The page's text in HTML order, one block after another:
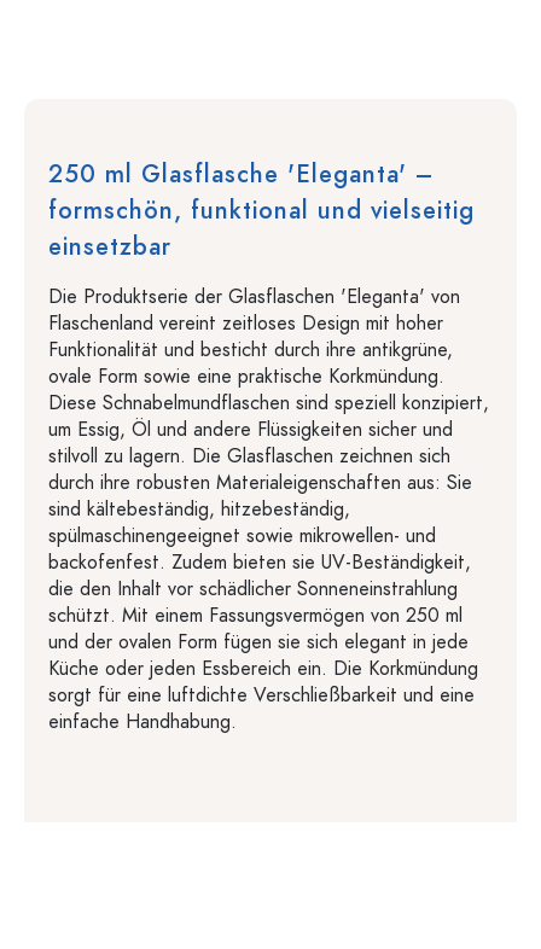
250 ml Glasflasche 'Eleganta' –
formschön, funktional und vielseitig
einsetzbar
Die Produktserie der Glasflaschen 'Eleganta' von
Flaschenland vereint zeitloses Design mit hoher
Funktionalität und besticht durch ihre antikgrüne,
ovale Form sowie eine praktische Korkmündung.
Diese Schnabelmundflaschen sind speziell konzipiert,
um Essig, Öl und andere Flüssigkeiten sicher und
stilvoll zu lagern. Die Glasflaschen zeichnen sich
durch ihre robusten Materialeigenschaften aus: Sie
sind kältebeständig, hitzebeständig,
spülmaschinengeeignet sowie mikrowellen- und
backofenfest. Zudem bieten sie UV-Beständigkeit,
die den Inhalt vor schädlicher Sonneneinstrahlung
schützt. Mit einem Fassungsvermögen von 250 ml
und der ovalen Form fügen sie sich elegant in jede
Küche oder jeden Essbereich ein. Die Korkmündung
sorgt für eine luftdichte Verschließbarkeit und eine
einfache Handhabung.